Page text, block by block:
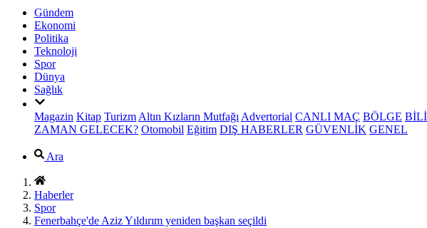
Gündem
Ekonomi
Politika
Teknoloji
Spor
Dünya
Sağlık
Magazin Kitap Turizm Altın Kızların Mutfağı Advertorial CANLI MAÇ BÖLGE
ZAMAN GELECEK? Otomobil Eğitim DIŞ HABERLER GÜVENLİK GENEL
Ara
Haberler
Spor
Fenerbahçe'de Aziz Yıldırım yeniden başkan seçildi